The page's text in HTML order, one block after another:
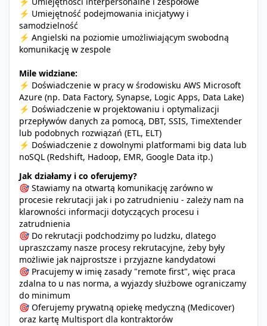
⚡️ Umiejętność podejmowania inicjatywy i
samodzielność
⚡️ Angielski na poziomie umożliwiającym swobodną
komunikację w zespole
Mile widziane:
⚡️ Doświadczenie w pracy w środowisku AWS Microsoft
Azure (np. Data Factory, Synapse, Logic Apps, Data Lake)
⚡️ Doświadczenie w projektowaniu i optymalizacji
przepływów danych za pomocą, DBT, SSIS, TimeXtender
lub podobnych rozwiązań (ETL, ELT)
⚡️ Doświadczenie z dowolnymi platformami big data lub
noSQL (Redshift, Hadoop, EMR, Google Data itp.)
Jak działamy i co oferujemy?
🎯 Stawiamy na otwartą komunikację zarówno w
procesie rekrutacji jak i po zatrudnieniu - zależy nam na
klarowności informacji dotyczących procesu i
zatrudnienia
🎯 Do rekrutacji podchodzimy po ludzku, dlatego
upraszczamy nasze procesy rekrutacyjne, żeby były
możliwie jak najprostsze i przyjazne kandydatowi
🎯 Pracujemy w imię zasady "remote first", więc praca
zdalna to u nas norma, a wyjazdy służbowe ograniczamy
do minimum
🎯 Oferujemy prywatną opiekę medyczną (Medicover)
oraz kartę Multisport dla kontraktorów